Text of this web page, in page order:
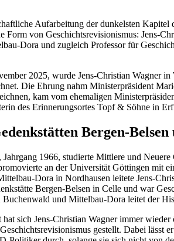
Aufarbeitung der dunkelsten
Form von Geschichtsrevisionismus: Jens-
Dora und zugleich Professor für
2025, wurde Jens-Christian Wagner
Die Ehrung nahm Ministerpräsident
kam vom ehemaligen
des Erinnerungsortes Topf & Söhne in
Bergen-
Jahrgang 1966, studierte Mittlere und
an der Universität Göttingen mit
Dora in Nordhausen leitete Jens-
Bergen-Belsen in Celle und war
Buchenwald und Mittelbau-Dora leitet der
hat sich Jens-Christian Wagner immer
gestellt. Dabei lässt